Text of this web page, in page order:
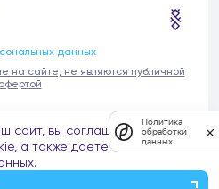
данных
на сайте, не являются публичной
офертой
предложений частных услуг от
ремонтов, продажи
обращаем внимание на то, что
таких услуг, не имеет
и не обращается к частным
сайт, вы соглашаетесь на
а также даете согласие на
.
Политика
обработки
данных